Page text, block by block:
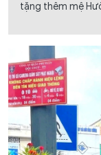
tặng thêm mệ